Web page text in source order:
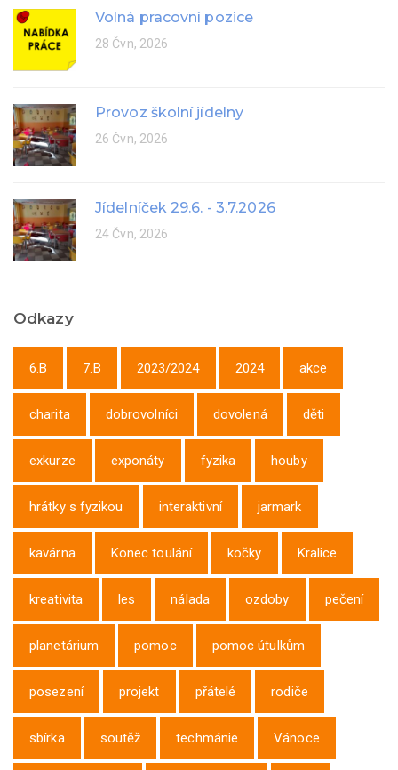
Volná pracovní pozice
28 Čvn, 2026
Provoz školní jídelny
26 Čvn, 2026
Jídelníček 29.6. - 3.7.2026
24 Čvn, 2026
Odkazy
6.B 7.B 2023/2024 2024 akce
charita dobrovolníci dovolená děti
exkurze exponáty fyzika houby
hrátky s fyzikou interaktivní jarmark
kavárna Konec toulání kočky Kralice
kreativita les nálada ozdoby pečení
planetárium pomoc pomoc útulkům
posezení projekt přátelé rodiče
sbírka soutěž techmánie Vánoce